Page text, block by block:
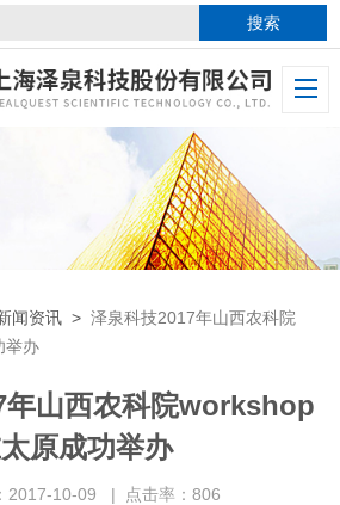
闻资讯 >泽泉科技2017年山西农科院
举办
年山西农科院workshop
原成功举办
2017-10-09 | 点击率：806